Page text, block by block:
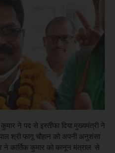
कुमार ने पद से इस्तीफा दिया.मुख्यमंत्री ने
श्री फागू चौहान को अपनी अनुशंसा
कार्तिक कुमार को कानून मंत्राल. से